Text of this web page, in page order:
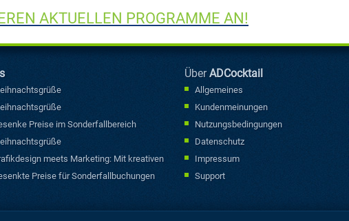
AKTUELLEN PROGRAMME AN!
Preise im Sonderfallbereich
meets Marketing: Mit kreativen
punktenPreise für Sonderfallbuchungen
ÜberADCocktail
Allgemeines
Kundenmeinungen
Nutzungsbedingungen
Datenschutz
Impressum
Support